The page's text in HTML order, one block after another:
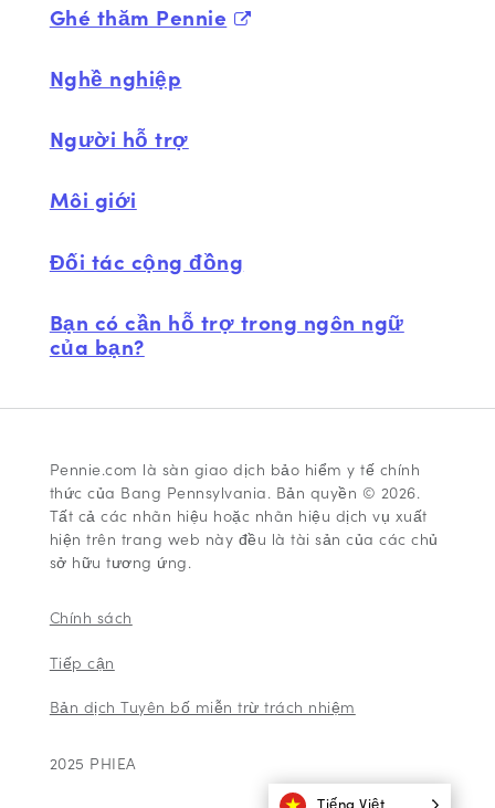
Ghé thăm Pennie
Nghề nghiệp
Người hỗ trợ
Môi giới
Đối tác cộng đồng
Bạn có cần hỗ trợ trong ngôn ngữ
của bạn?
Pennie.com là sàn giao dịch bảo hiểm y tế chính
thức của Bang Pennsylvania. Bản quyền © 2026.
Tất cả các nhãn hiệu hoặc nhãn hiệu dịch vụ xuất
hiện trên trang web này đều là tài sản của các chủ
sở hữu tương ứng.
Chính sách
Tiếp cận
Bản dịch Tuyên bố miễn trừ trách nhiệm
2025 PHIEA
Tiếng Việt